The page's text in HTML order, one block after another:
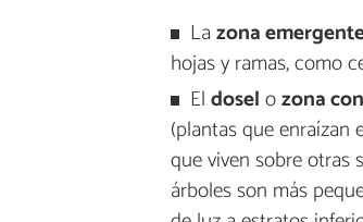
Lazona
hojas y ramas, como
Eldoselozona
(plantas que enraízan
que viven sobre otras
árboles son más